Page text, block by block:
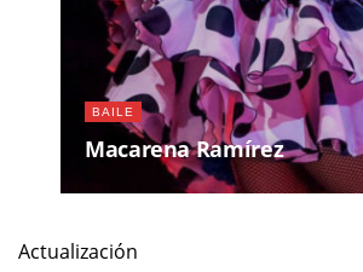
BAILE
Macarena Ramírez
Actualización